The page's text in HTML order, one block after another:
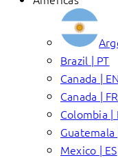
Brazil | PT
Canada | EN
Canada | FR
Colombia |
Guatemala
Mexico | ES